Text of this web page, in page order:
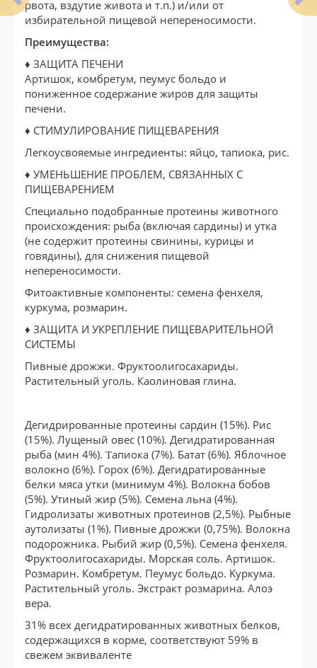
рвота, вздутие живота и т.п.) и/или от
избирательной пищевой непереносимости.
Преимущества:
♦ ЗАЩИТА ПЕЧЕНИ
Артишок, комбретум, пеумус больдо и
пониженное содержание жиров для защиты
печени.
♦ СТИМУЛИРОВАНИЕ ПИЩЕВАРЕНИЯ
Легкоусвояемые ингредиенты: яйцо, тапиока, рис.
♦ УМЕНЬШЕНИЕ ПРОБЛЕМ, СВЯЗАННЫХ С
ПИЩЕВАРЕНИЕМ
Специально подобранные протеины животного
происхождения: рыба (включая сардины) и утка
(не содержит протеины свинины, курицы и
говядины), для снижения пищевой
непереносимости.
Фитоактивные компоненты: семена фенхеля,
куркума, розмарин.
♦ ЗАЩИТА И УКРЕПЛЕНИЕ ПИЩЕВАРИТЕЛЬНОЙ
СИСТЕМЫ
Пивные дрожжи. Фруктоолигосахариды.
Растительный уголь. Каолиновая глина.
Дегидрированные протеины сардин (15%). Pис
(15%). Лущеный овес (10%). Дегидратированная
рыба (мин 4%). Τапиока (7%). Батат (6%). Яблочное
волокно (6%). Горох (6%). Дегидратированные
белки мяса утки (минимум 4%). Волокна бобов
(5%). Утиный жир (5%). Семена льна (4%).
Гидролизаты животных протеинов (2,5%). Рыбные
аутолизаты (1%). Пивные дрожжи (0,75%). Волокна
подорожника. Рыбий жир (0,5%). Семена фенхеля.
Фруктоолигосахариды. Морская соль. Артишок.
Розмарин. Комбретум. Пеумус больдо. Kypкyма.
Растительный уголь. Экстракт розмарина. Алоэ
вера.
31% всех дегидратированных животных белков,
содержащихся в корме, соответствуют 59% в
свежем эквиваленте